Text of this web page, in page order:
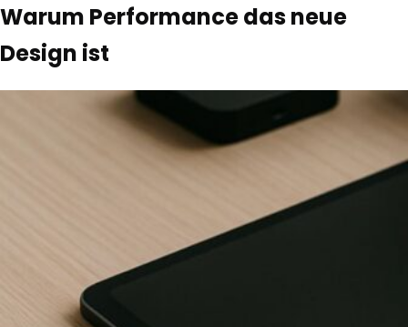
Warum Performance das neue
Design ist